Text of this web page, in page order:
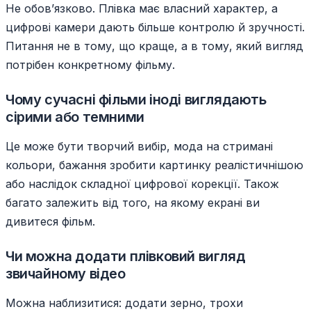
Не обов’язково. Плівка має власний характер, а
цифрові камери дають більше контролю й зручності.
Питання не в тому, що краще, а в тому, який вигляд
потрібен конкретному фільму.
Чому сучасні фільми іноді виглядають
сірими або темними
Це може бути творчий вибір, мода на стримані
кольори, бажання зробити картинку реалістичнішою
або наслідок складної цифрової корекції. Також
багато залежить від того, на якому екрані ви
дивитеся фільм.
Чи можна додати плівковий вигляд
звичайному відео
Можна наблизитися: додати зерно, трохи